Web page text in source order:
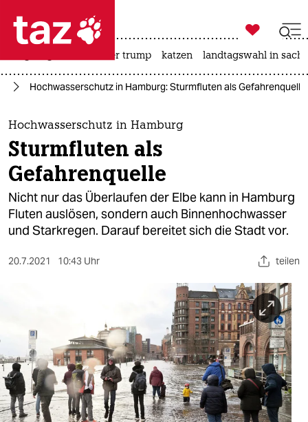
 taz zahl ich
taz zahl ich
themen
politik
öko
gesellschaft
nord
wahrheit
verlag

taz zahl ich
usa unter trump katzen landtagswahl in
Hochwasserschutz in Hamburg: Sturmfluten als Gefahrenquelle
Hochwasserschutz in Hamburg
Sturmfluten als
Gefahrenquelle
Nicht nur das Überlaufen der Elbe kann in Hamburg
Fluten auslösen, sondern auch Binnenhochwasser
und Starkregen. Darauf bereitet sich die Stadt vor.
20.7.2021 10:43 Uhr teilen